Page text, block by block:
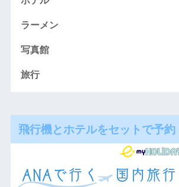
ラーメン
写真館
旅行
飛行機とホテルをセットで予約